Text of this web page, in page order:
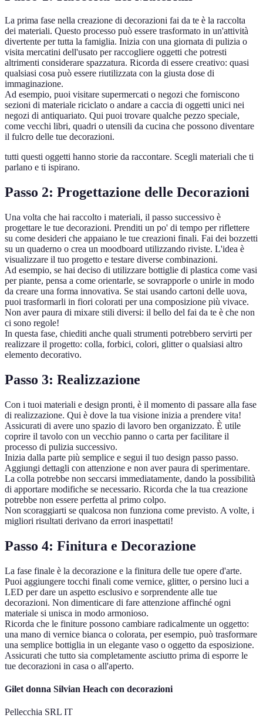
La prima fase nella creazione di decorazioni fai da te è la raccolta
dei materiali. Questo processo può essere trasformato in un'attività
divertente per tutta la famiglia. Inizia con una giornata di pulizia o
visita mercatini dell'usato per raccogliere oggetti che potresti
altrimenti considerare spazzatura. Ricorda di essere creativo: quasi
qualsiasi cosa può essere riutilizzata con la giusta dose di
immaginazione.
Ad esempio, puoi visitare supermercati o negozi che forniscono
sezioni di materiale riciclato o andare a caccia di oggetti unici nei
negozi di antiquariato. Qui puoi trovare qualche pezzo speciale,
come vecchi libri, quadri o utensili da cucina che possono diventare
il fulcro delle tue decorazioni.
tutti questi oggetti hanno storie da raccontare. Scegli materiali che ti
parlano e ti ispirano.
Passo 2: Progettazione delle Decorazioni
Una volta che hai raccolto i materiali, il passo successivo è
progettare le tue decorazioni. Prenditi un po' di tempo per riflettere
su come desideri che appaiano le tue creazioni finali. Fai dei bozzetti
su un quaderno o crea un moodboard utilizzando riviste. L'idea è
visualizzare il tuo progetto e testare diverse combinazioni.
Ad esempio, se hai deciso di utilizzare bottiglie di plastica come vasi
per piante, pensa a come orientarle, se sovrapporle o unirle in modo
da creare una forma innovativa. Se stai usando cartoni delle uova,
puoi trasformarli in fiori colorati per una composizione più vivace.
Non aver paura di mixare stili diversi: il bello del fai da te è che non
ci sono regole!
In questa fase, chiediti anche quali strumenti potrebbero servirti per
realizzare il progetto: colla, forbici, colori, glitter o qualsiasi altro
elemento decorativo.
Passo 3: Realizzazione
Con i tuoi materiali e design pronti, è il momento di passare alla fase
di realizzazione. Qui è dove la tua visione inizia a prendere vita!
Assicurati di avere uno spazio di lavoro ben organizzato. È utile
coprire il tavolo con un vecchio panno o carta per facilitare il
processo di pulizia successivo.
Inizia dalla parte più semplice e segui il tuo design passo passo.
Aggiungi dettagli con attenzione e non aver paura di sperimentare.
La colla potrebbe non seccarsi immediatamente, dando la possibilità
di apportare modifiche se necessario. Ricorda che la tua creazione
potrebbe non essere perfetta al primo colpo.
Non scoraggiarti se qualcosa non funziona come previsto. A volte, i
migliori risultati derivano da errori inaspettati!
Passo 4: Finitura e Decorazione
La fase finale è la decorazione e la finitura delle tue opere d'arte.
Puoi aggiungere tocchi finali come vernice, glitter, o persino luci a
LED per dare un aspetto esclusivo e sorprendente alle tue
decorazioni. Non dimenticare di fare attenzione affinché ogni
materiale si unisca in modo armonioso.
Ricorda che le finiture possono cambiare radicalmente un oggetto:
una mano di vernice bianca o colorata, per esempio, può trasformare
una semplice bottiglia in un elegante vaso o oggetto da esposizione.
Assicurati che tutto sia completamente asciutto prima di esporre le
tue decorazioni in casa o all'aperto.
Gilet donna Silvian Heach con decorazioni
Pellecchia SRL IT